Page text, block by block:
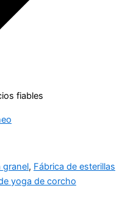
fiables
granel, Fábrica de esterillas
yoga de corcho